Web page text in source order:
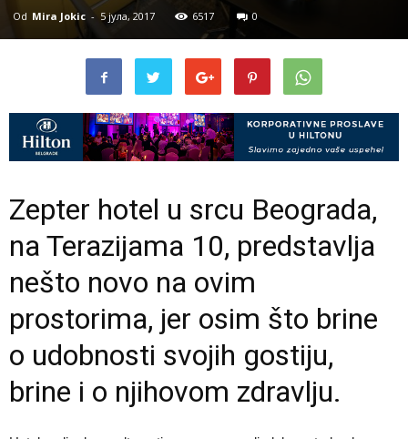
Od Mira Jokic - 5 јула, 2017 6517 0
Zepter hotel u srcu Beograda,
na Terazijama 10, predstavlja
nešto novo na ovim
prostorima, jer osim što brine
o udobnosti svojih gostiju,
brine i o njihovom zdravlju.